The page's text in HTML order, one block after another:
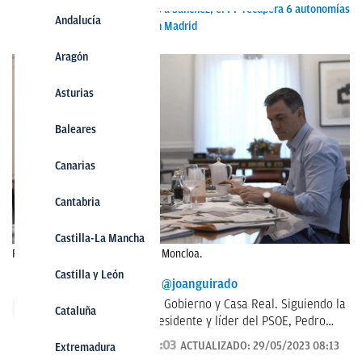
Andalucía
Aragón
Asturias
Baleares
Canarias
Cantabria
Castilla-La Mancha
Castilla y León
Cataluña
Extremadura
Feijóo saca 760.000 votos a Sánchez, el PP recupera 6 autonomías
y Ayuso y Almeida arrasan en Madrid
Pedro Sánchez con su esposa en Moncloa.
JOAN GUIRADO
@joanguirado
Corresponsal de Gobierno y Casa Real. Siguiendo la
actividad del presidente y líder del PSOE, Pedro
Sánchez, y del Rey de España. También política
catalana.
29/05/2023 03:03 ACTUALIZADO: 29/05/2023 08:13